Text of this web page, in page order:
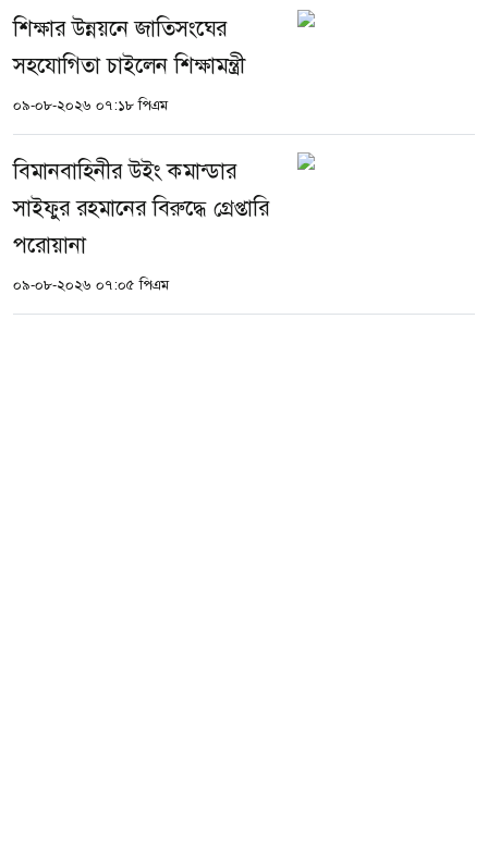
শিক্ষার উন্নয়নে জাতিসংঘের
সহযোগিতা চাইলেন শিক্ষামন্ত্রী
০৯-০৮-২০২৬ ০৭:১৮ পিএম
বিমানবাহিনীর উইং কমান্ডার
সাইফুর রহমানের বিরুদ্ধে গ্রেপ্তারি
পরোয়ানা
০৯-০৮-২০২৬ ০৭:০৫ পিএম